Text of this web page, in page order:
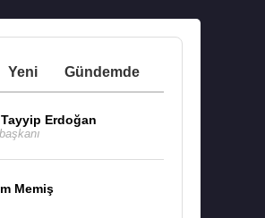
Yeni Gündemde
Erdoğan
Memiş